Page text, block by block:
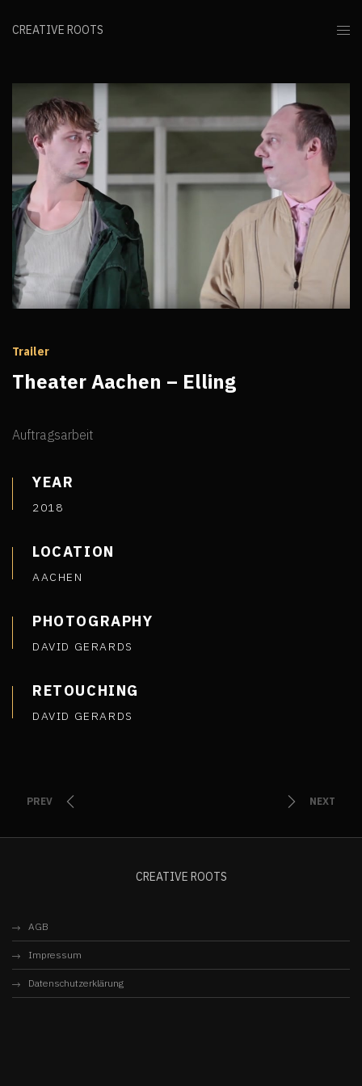
CREATIVE ROOTS
Trailer
Theater Aachen – Elling
Auftragsarbeit
YEAR
2018
LOCATION
AACHEN
PHOTOGRAPHY
DAVID GERARDS
RETOUCHING
DAVID GERARDS
PREV NEXT
CREATIVE ROOTS
AGB
Impressum
Datenschutzerklärung